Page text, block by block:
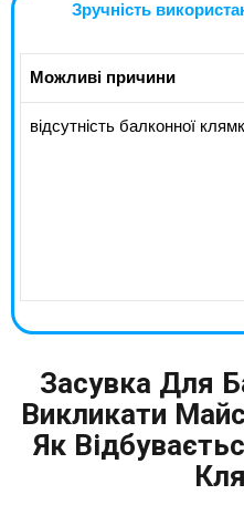
Зручність
Можливі причини
відсутність балконної
Засувка Для
Викликати
Як